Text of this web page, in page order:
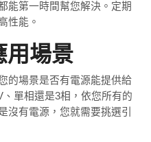
能第一時間幫您解決。定期
性能。
用場景
的場景是否有電源能提供給
單相還是3相，依您所有的
沒有電源，您就需要挑選引